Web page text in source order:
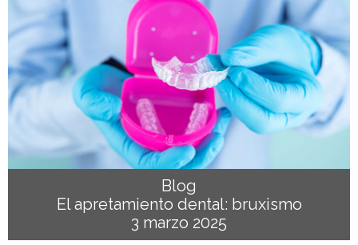
Blog
El apretamiento dental: bruxismo
3 marzo 2025